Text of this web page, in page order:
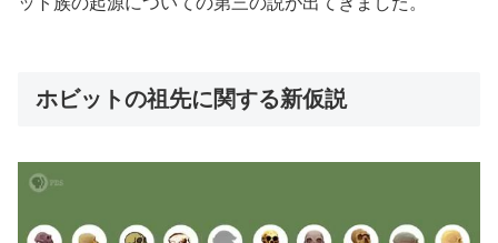
ホビットの祖先に関する新仮説